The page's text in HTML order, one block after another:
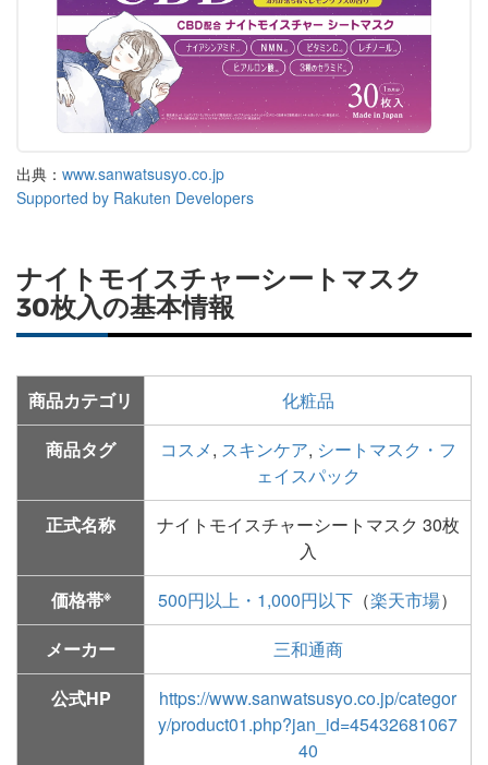
出典： www.sanwatsusyo.co.jp
Supported by Rakuten Developers
ナイトモイスチャーシートマスク
30枚入の基本情報
商品カテゴリ
化粧品
商品タグ
コスメ, スキンケア, シートマスク・フ
ェイスパック
正式名称
ナイトモイスチャーシートマスク 30枚
入
価格帯※ 500円以上・1,000円以下 （楽天市場）
メーカー
三和通商
公式HP
https://www.sanwatsusyo.co.jp/categor
y/product01.php?jan_id=45432681067
40